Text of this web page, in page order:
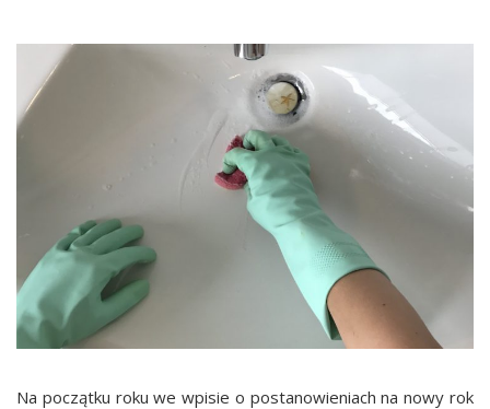
Na początku roku we wpisie o postanowieniach na nowy rok